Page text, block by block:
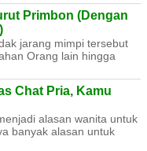
Primbon (Dengan
jarang mimpi tersebut
Orang lain hingga
Chat Pria, Kamu
alasan wanita untuk
banyak alasan untuk